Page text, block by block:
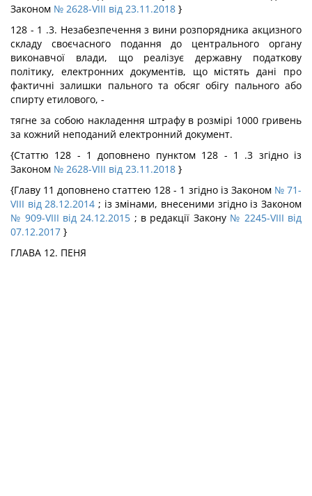
Законом № 2628-VIII від 23.11.2018 }
128 - 1 .3. Незабезпечення з вини розпорядника акцизного
складу своєчасного подання до центрального органу
виконавчої влади, що реалізує державну податкову
політику, електронних документів, що містять дані про
фактичні залишки пального та обсяг обігу пального або
спирту етилового, -
тягне за собою накладення штрафу в розмірі 1000 гривень
за кожний неподаний електронний документ.
{Статтю 128 - 1 доповнено пунктом 128 - 1 .3 згідно із
Законом № 2628-VIII від 23.11.2018 }
{Главу 11 доповнено статтею 128 - 1 згідно із Законом № 71-
VIII від 28.12.2014 ; із змінами, внесеними згідно із Законом
№ 909-VIII від 24.12.2015 ; в редакції Закону № 2245-VIII від
07.12.2017 }
ГЛАВА 12. ПЕНЯ